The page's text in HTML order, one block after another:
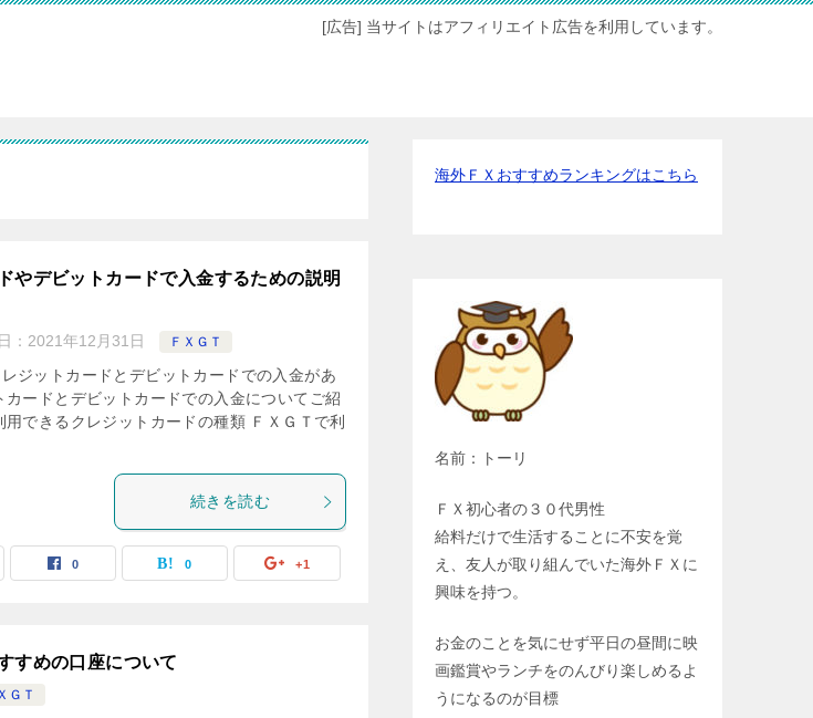
[広告] 当サイトはアフィリエイト広告を利用しています。
やデビットカードで入金するための説明
： 2021年12月31日 ＦＸＧＴ
ジットカードとデビットカードでの入金があ
ードとデビットカードでの入金についてご紹
できるクレジットカードの種類 ＦＸＧＴで利
続きを読む
0 0 +1
すめの口座について
ＧＴ
海外ＦＸおすすめランキングはこちら
名前：トーリ
ＦＸ初心者の３０代男性
給料だけで生活することに不安を覚
え、友人が取り組んでいた海外ＦＸに
興味を持つ。
お金のことを気にせず平日の昼間に映
画鑑賞やランチをのんびり楽しめるよ
うになるのが目標